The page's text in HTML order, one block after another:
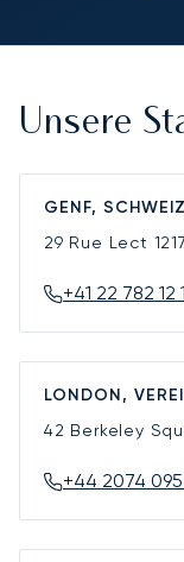
Unsere
GENF, SCHWEIZ
29 Rue Lect 1217
+41 22 782 12
LONDON,
42 Berkeley
+44 2074